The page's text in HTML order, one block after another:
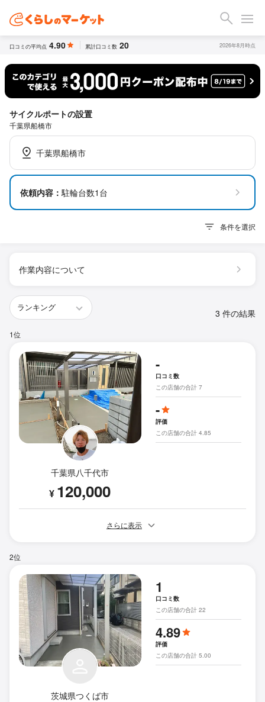
口コミの平均点 4.90 累計口コミ数 20 2026年8月時点
サイクルポートの設置
千葉県船橋市
千葉県船橋市
依頼内容： 駐輪台数1台
条件を選択
作業内容について
3 件の結果
1位
千葉県八千代市
¥ 120,000
-
口コミ数
この店舗の合計 7
-
評価
この店舗の合計 4.85
さらに表示
2位
茨城県つくば市
1
口コミ数
この店舗の合計 22
4.89
評価
この店舗の合計 5.00